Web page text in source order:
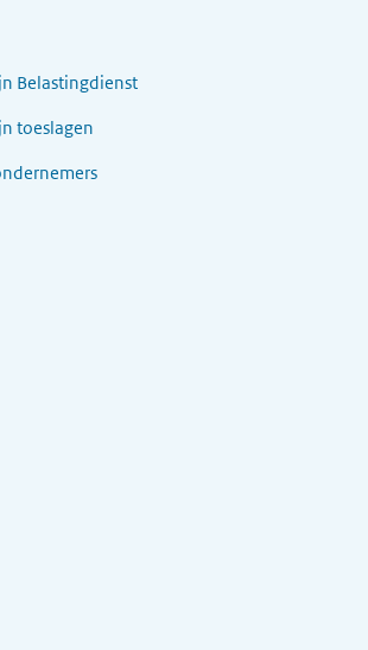
Belastingdienst
toeslagen